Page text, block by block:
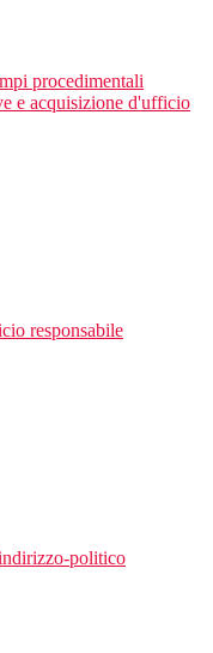
procedimentali
e acquisizione d'ufficio
responsabile
politico